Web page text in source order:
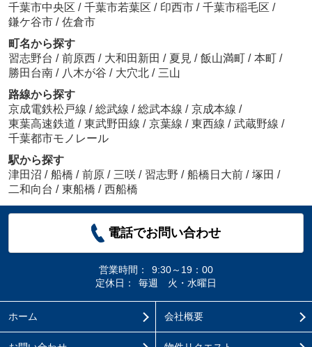
千葉市中央区 / 千葉市若葉区 / 印西市 / 千葉市稲毛区 /
鎌ケ谷市 / 佐倉市
町名から探す
習志野台 / 前原西 / 大和田新田 / 夏見 / 飯山満町 / 本町 /
勝田台南 / 八木が谷 / 大穴北 / 三山
路線から探す
京成電鉄松戸線 / 総武線 / 総武本線 / 京成本線 /
東葉高速鉄道 / 東武野田線 / 京葉線 / 東西線 / 武蔵野線 /
千葉都市モノレール
駅から探す
津田沼 / 船橋 / 前原 / 三咲 / 習志野 / 船橋日大前 / 塚田 /
二和向台 / 東船橋 / 西船橋
電話でお問い合わせ
営業時間：
9:30～19：00
定休日：
毎週 火・水曜日
ホーム 会社概要